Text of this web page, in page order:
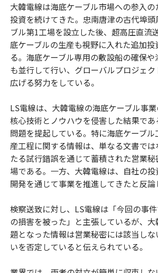
大韓電線は海底ケーブル市場への参入
投資を続けてきた。忠南唐津の古代埠
ブル第1工場を設立した後、超高圧直流
底ケーブルの生産も視野に入れた追加投
る。海底ケーブル専用の敷設船の確保
も並行して行い、グローバルプロジェ
広げる努力をしている。
LS電線は、大韓電線の海底ケーブル事
核心技術とノウハウを侵害した結果であ
問題を提起している。特に海底ケーブ
産工程に関する情報は、単なる文書で
たる試行錯誤を通じて蓄積された営業
場である。一方、大韓電線は、自社の
開発を通じて事業を推進してきたと反論
検察送致に対し、LS電線は「今回の事
の損害を被った」と主張しているが、
題となった情報は営業秘密には該当し
いを否定していると伝えられている。